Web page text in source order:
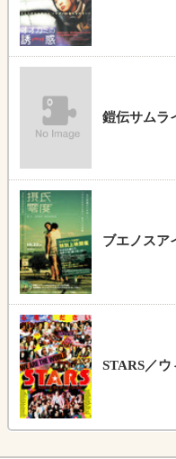
鎧伝サム
ブエノス
STARS／